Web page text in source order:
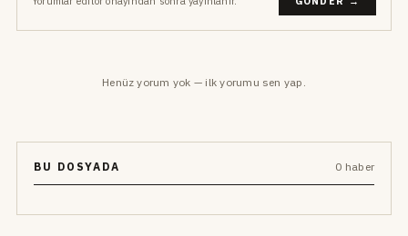
Henüz yorum yok — ilk yorumu sen yap.
BU DOSYADA 0 haber